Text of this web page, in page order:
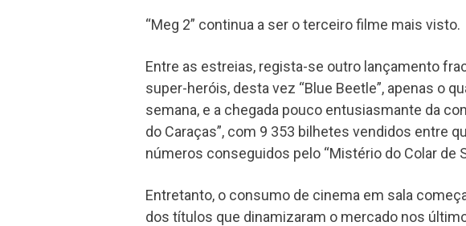
“Meg 2” continua a ser o terceiro filme mais visto.
Entre as estreias, regista-se outro lançamento
super-heróis, desta vez “Blue Beetle”, apenas o
semana, e a chegada pouco entusiasmante da
do Caraças”, com 9 353 bilhetes vendidos entre
números conseguidos pelo “Mistério do Colar de
Entretanto, o consumo de cinema em sala
dos títulos que dinamizaram o mercado nos